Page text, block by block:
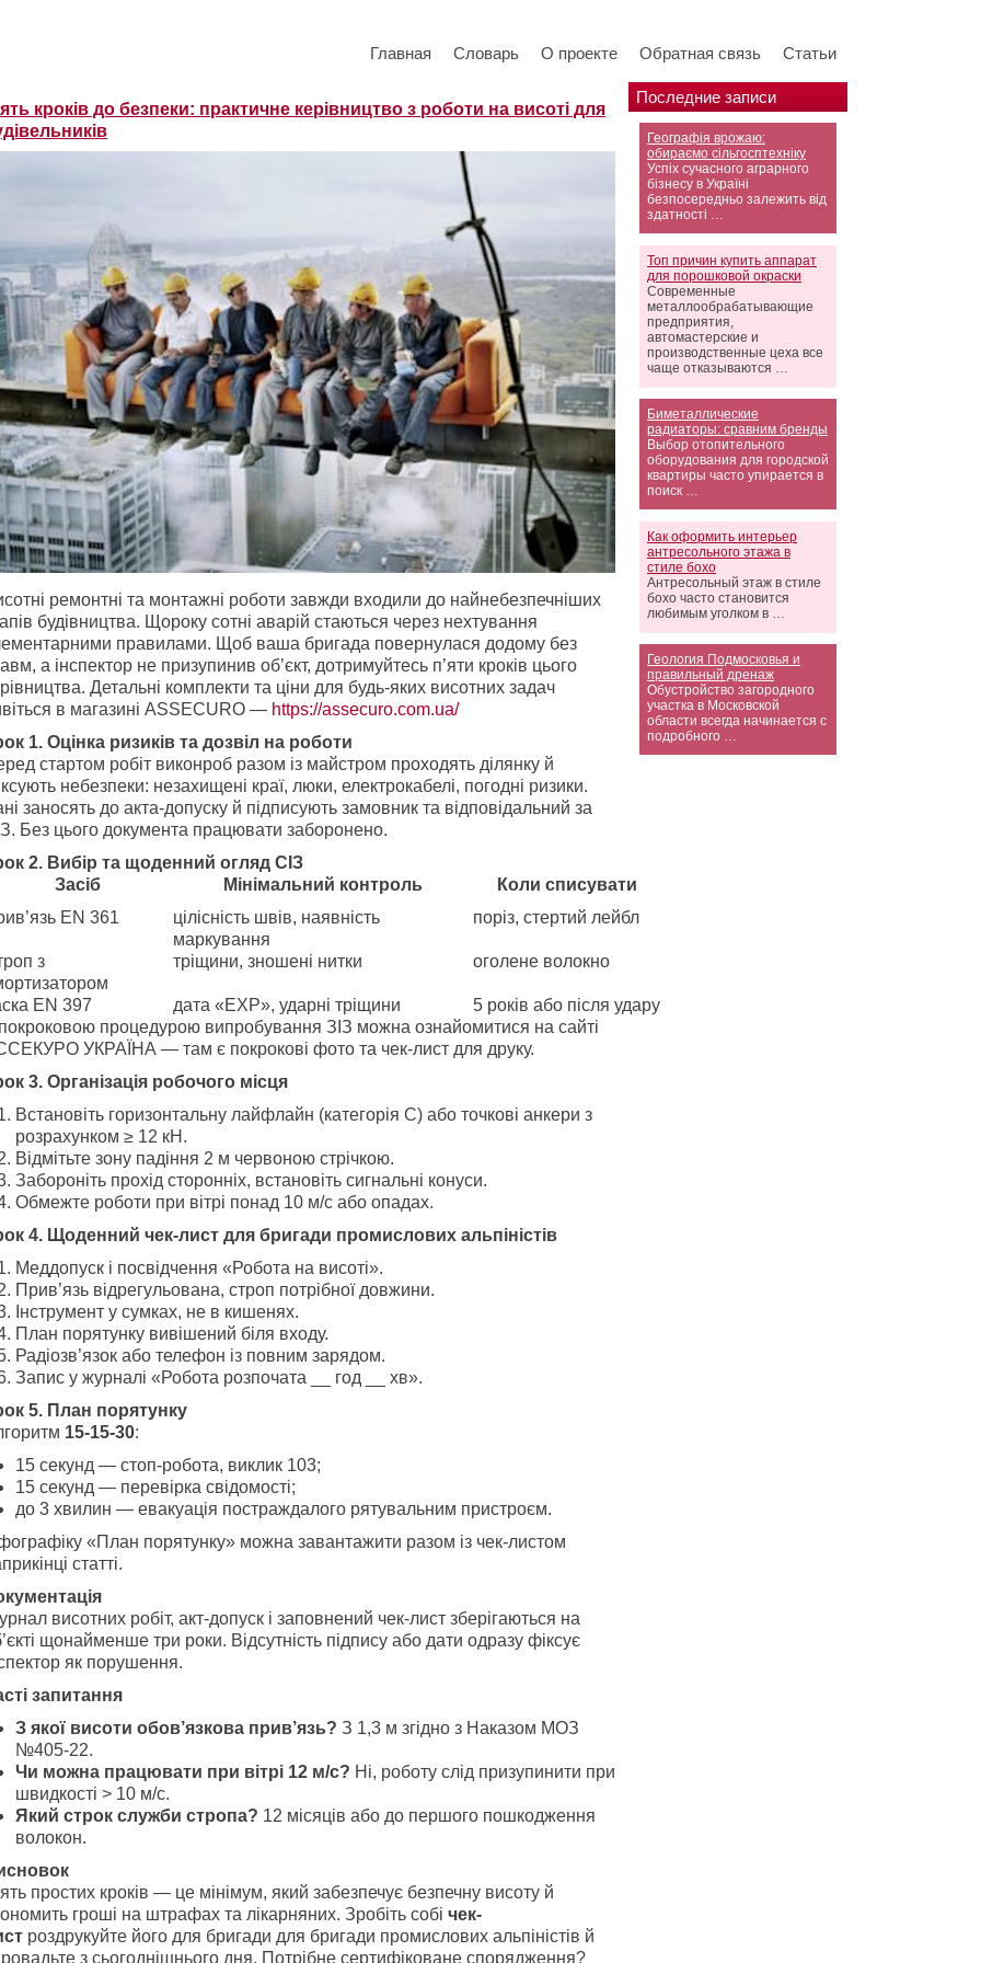
Главная Словарь О проекте Обратная связь Статьи
Последние записи
Географія врожаю:
обираємо сільгосптехніку
Успіх сучасного аграрного
бізнесу в Україні
безпосередньо залежить від
здатності …
Топ причин купить аппарат
для порошковой окраски
Современные
металлообрабатывающие
предприятия,
автомастерские и
производственные цеха все
чаще отказываются …
Биметаллические
радиаторы: сравним бренды
Выбор отопительного
оборудования для городской
квартиры часто упирается в
поиск …
Как оформить интерьер
антресольного этажа в
стиле бохо
Антресольный этаж в стиле
бохо часто становится
любимым уголком в …
Геология Подмосковья и
правильный дренаж
Обустройство загородного
участка в Московской
области всегда начинается с
подробного …
кроків до безпеки: практичне керівництво з роботи на висоті для
ремонтні та монтажні роботи завжди входили до найнебезпечніших
будівництва. Щороку сотні аварій стаються через нехтування
правилами. Щоб ваша бригада повернулася додому без
а інспектор не призупинив об’єкт, дотримуйтесь п’яти кроків цього
Детальні комплекти та ціни для будь-яких висотних задач
в магазині ASSECURO ― https://assecuro.com.ua/
1. Оцінка ризиків та дозвіл на роботи
стартом робіт виконроб разом із майстром проходять ділянку й
небезпеки: незахищені краї, люки, електрокабелі, погодні ризики.
заносять до акта-допуску й підписують замовник та відповідальний за
Без цього документа працювати заборонено.
2. Вибір та щоденний огляд СІЗ
Засіб
Мінімальний контроль
Коли списувати
EN 361
цілісність швів, наявність
маркування
поріз, стертий лейбл
з
тріщини, зношені нитки оголене волокно
EN 397 дата «EXP», ударні тріщини
5 років або після удару
процедурою випробування ЗІЗ можна ознайомитися на сайті
УКРАЇНА — там є покрокові фото та чек-лист для друку.
3. Організація робочого місця
Встановіть горизонтальну лайфлайн (категорія С) або точкові анкери з
розрахунком ≥ 12 кН.
Відмітьте зону падіння 2 м червоною стрічкою.
Забороніть прохід сторонніх, встановіть сигнальні конуси.
Обмежте роботи при вітрі понад 10 м/с або опадах.
4. Щоденний чек-лист для бригади промислових альпіністів
Меддопуск і посвідчення «Робота на висоті».
Прив’язь відрегульована, строп потрібної довжини.
Інструмент у сумках, не в кишенях.
План порятунку вивішений біля входу.
Радіозв’язок або телефон із повним зарядом.
Запис у журналі «Робота розпочата __ год __ хв».
5. План порятунку
15-15-30:
15 секунд — стоп-робота, виклик 103;
15 секунд — перевірка свідомості;
до 3 хвилин — евакуація постраждалого рятувальним пристроєм.
«План порятунку» можна завантажити разом із чек-листом
статті.
висотних робіт, акт-допуск і заповнений чек-лист зберігаються на
щонайменше три роки. Відсутність підпису або дати одразу фіксує
як порушення.
запитання
З якої висоти обов’язкова прив’язь? З 1,3 м згідно з Наказом МОЗ
№405-22.
Чи можна працювати при вітрі 12 м/с? Ні, роботу слід призупинити при
швидкості > 10 м/с.
Який строк служби стропа? 12 місяців або до першого пошкодження
волокон.
простих кроків ― це мінімум, який забезпечує безпечну висоту й
гроші на штрафах та лікарняних. Зробіть собі чек-
роздрукуйте його для бригади для бригади промислових альпіністів й
з сьогоднішнього дня. Потрібне сертифіковане спорядження?